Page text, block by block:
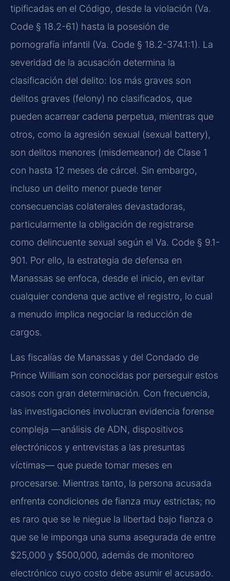
tipificadas en el Código, desde la violación (Va.
Code § 18.2-61) hasta la posesión de
pornografía infantil (Va. Code § 18.2-374.1:1). La
severidad de la acusación determina la
clasificación del delito: los más graves son
delitos graves (felony) no clasificados, que
pueden acarrear cadena perpetua, mientras que
otros, como la agresión sexual (sexual battery),
son delitos menores (misdemeanor) de Clase 1
con hasta 12 meses de cárcel. Sin embargo,
incluso un delito menor puede tener
consecuencias colaterales devastadoras,
particularmente la obligación de registrarse
como delincuente sexual según el Va. Code § 9.1-
901. Por ello, la estrategia de defensa en
Manassas se enfoca, desde el inicio, en evitar
cualquier condena que active el registro, lo cual
a menudo implica negociar la reducción de
cargos.
Las fiscalías de Manassas y del Condado de
Prince William son conocidas por perseguir estos
casos con gran determinación. Con frecuencia,
las investigaciones involucran evidencia forense
compleja —análisis de ADN, dispositivos
electrónicos y entrevistas a las presuntas
víctimas— que puede tomar meses en
procesarse. Mientras tanto, la persona acusada
enfrenta condiciones de fianza muy estrictas; no
es raro que se le niegue la libertad bajo fianza o
que se le imponga una suma asegurada de entre
$25,000 y $500,000, además de monitoreo
electrónico cuyo costo debe asumir el acusado.